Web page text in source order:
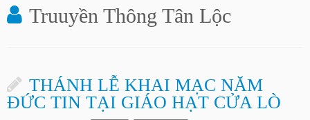
Truuyền Thông Tân Lộc
THÁNH LỄ KHAI MẠC NĂM
ĐỨC TIN TẠI GIÁO HẠT CỬA LÒ